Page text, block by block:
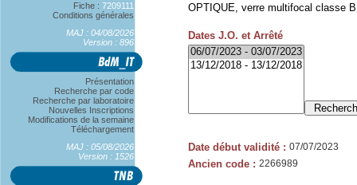
Fiche : 7209111
Conditions générales
MAJ : 04/08/2026
Version : 896
Présentation
Recherche par code
Recherche par laboratoire
Nouvelles Inscriptions
Modifications de la semaine
Téléchargement
MAJ : 05/08/2026
Version : 1526
OPTIQUE, verre multifocal classe
Dates J.O. et Arrêté
Date début validité : 07/07/2023
Ancien code : 2266989